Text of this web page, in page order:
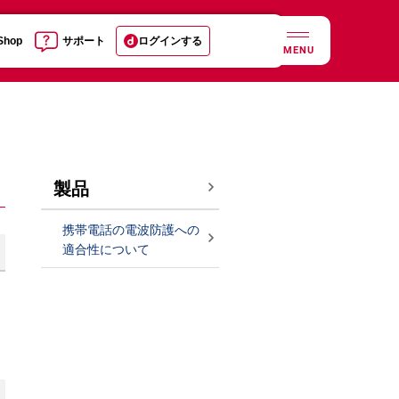
サポート ログインする
MENU
製品
携帯電話の電波防護への
適合性について